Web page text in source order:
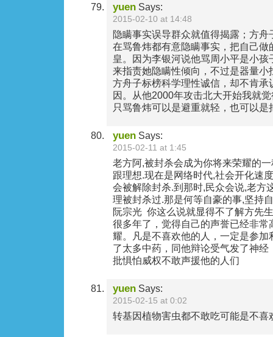
yuen Says:
2015-02-10 at 14:48
隐瞒事实误导群众就值得揭露；方
在骂鲁炜都有意隐瞒事实，把自己做
皇。因为李银河说他骂周小平是小孩
来指责她隐瞒性倾向，不过是器量小
方舟子标榜科学理性诚信，却不肯承
因。从他2000年攻击北大开始我就
只骂鲁炜可以是避重就轻，也可以是
yuen Says:
2015-02-11 at 1:45
老方阿,被封杀会成为你将来荣耀的
跟理想.现在是网络时代,社会开化速
会被解除封杀.到那时,民众会说,老方
理被封杀过.那是何等自豪的事,坚持
阮宗光 ‏ 你这么说就显得不了解方先生了；他被称为英雄大侠
很多年了，觉得自己的声誉已经非常
耀。凡是不喜欢他的人，一定是参加
了太多中药，同他辩论受气发了神经
批惧怕威权不敢声援他的人们
yuen Says:
2015-02-15 at 0:02
转基因植物害虫都不敢吃可能是不喜